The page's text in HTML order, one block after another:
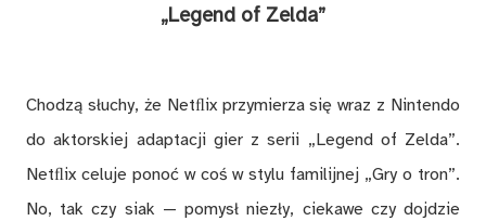
„Legend of Zelda”
Chodzą słuchy, że Netﬂix przymierza się wraz z Nintendo
do aktorskiej adaptacji gier z serii „Legend of Zelda”.
Netﬂix celuje ponoć w coś w stylu familijnej „Gry o tron”.
No, tak czy siak — pomysł niezły, ciekawe czy dojdzie